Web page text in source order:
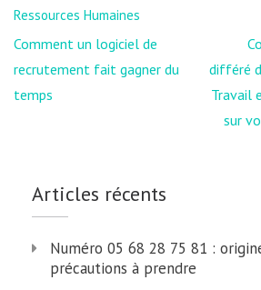
Ressources Humaines
Navigation
de
l’article
Comment un logiciel de
recrutement fait gagner du
temps
différé
Travail
sur
Articles récents
Numéro 05 68 28 75 81 :
précautions à prendre